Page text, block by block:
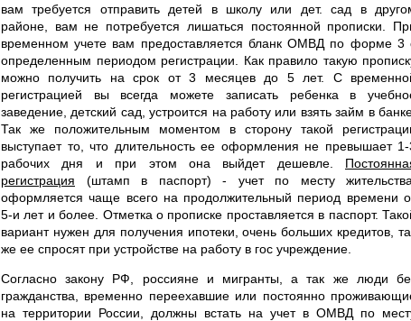
вам требуется отправить детей в школу или дет. сад в
районе, вам не потребуется лишаться постоянной прописки.
временном учете вам предоставляется бланк ОМВД по форме 3
определенным периодом регистрации. Как правило такую
можно получить на срок от 3 месяцев до 5 лет. С
регистрацией вы всегда можете записать ребенка в
заведение, детский сад, устроится на работу или взять займ в
Так же положительным моментом в сторону такой
выступает то, что длительность ее оформления не превышает 1-
рабочих дня и при этом она выйдет дешевле.
регистрация (штамп в паспорт) - учет по месту жительства,
оформляется чаще всего на продолжительный период времени
5-и лет и более. Отметка о прописке проставляется в паспорт.
вариант нужен для получения ипотеки, очень больших кредитов,
же ее спросят при устройстве на работу в гос учреждение.
Согласно закону РФ, россияне и мигранты, а так же люди
гражданства, временно переехавшие или постоянно
на территории России, должны встать на учет в ОМВД по